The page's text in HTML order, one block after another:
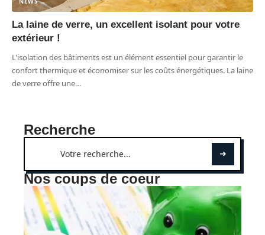
La laine de verre, un excellent isolant pour votre
extérieur !
L'isolation des bâtiments est un élément essentiel pour garantir le
confort thermique et économiser sur les coûts énergétiques. La laine
de verre offre une…
Recherche
Nos coups de coeur